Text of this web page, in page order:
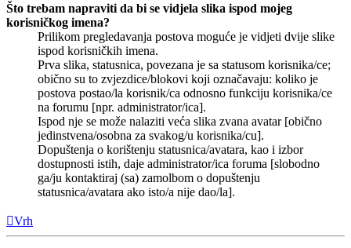
Što trebam napraviti da bi se vidjela slika ispod mojeg
korisničkog imena?
Prilikom pregledavanja postova moguće je vidjeti dvije slike
ispod korisničkih imena.
Prva slika, statusnica, povezana je sa statusom korisnika/ce;
obično su to zvjezdice/blokovi koji označavaju: koliko je
postova postao/la korisnik/ca odnosno funkciju korisnika/ce
na forumu [npr. administrator/ica].
Ispod nje se može nalaziti veća slika zvana avatar [obično
jedinstvena/osobna za svakog/u korisnika/cu].
Dopuštenja o korištenju statusnica/avatara, kao i izbor
dostupnosti istih, daje administrator/ica foruma [slobodno
ga/ju kontaktiraj (sa) zamolbom o dopuštenju
statusnica/avatara ako isto/a nije dao/la].
Vrh